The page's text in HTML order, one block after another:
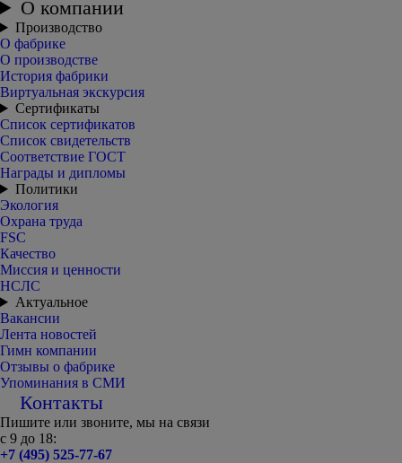
О компании
Производство
О фабрике
О производстве
История фабрики
Виртуальная экскурсия
Сертификаты
Список сертификатов
Список свидетельств
Соответствие ГОСТ
Награды и дипломы
Политики
Экология
Охрана труда
FSC
Качество
Миссия и ценности
НСЛС
Актуальное
Вакансии
Лента новостей
Гимн компании
Отзывы о фабрике
Упоминания в СМИ
Контакты
Пишите или звоните, мы на связи
с 9 до 18:
+7 (495) 525-77-67